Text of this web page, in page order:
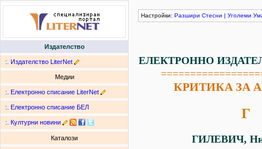
Издателство
:. Издателство LiterNet
Медии
:. Електронно списание LiterNet
:. Електронно списание БЕЛ
:. Културни новини
Каталози
Настройки: Разшири Стесни | Уголеми
ЕЛЕКТРОННО
КРИТИКА ЗА
Г
ГИЛЕВИЧ,